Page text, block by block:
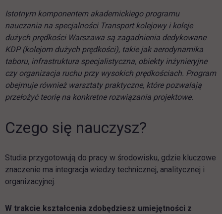
Istotnym komponentem akademickiego programu
nauczania na specjalności Transport kolejowy i koleje
dużych prędkości Warszawa są zagadnienia dedykowane
KDP (kolejom dużych prędkości), takie jak aerodynamika
taboru, infrastruktura specjalistyczna, obiekty inżynieryjne
czy organizacja ruchu przy wysokich prędkościach. Program
obejmuje również warsztaty praktyczne, które pozwalają
przełożyć teorię na konkretne rozwiązania projektowe.
Czego się nauczysz?
Studia przygotowują do pracy w środowisku, gdzie kluczowe
znaczenie ma integracja wiedzy technicznej, analitycznej i
organizacyjnej.
W trakcie kształcenia zdobędziesz umiejętności z